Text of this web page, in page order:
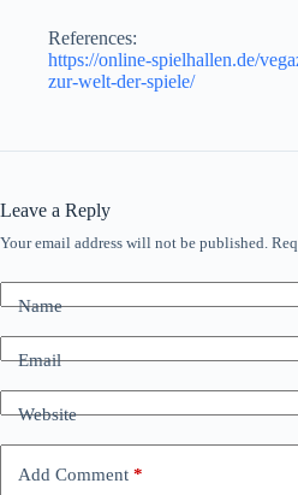
References:
https://online-spielhallen.de/
zur-welt-der-spiele/
Leave a Reply
Your email address will not be published.
Name
Email
Website
Add Comment *